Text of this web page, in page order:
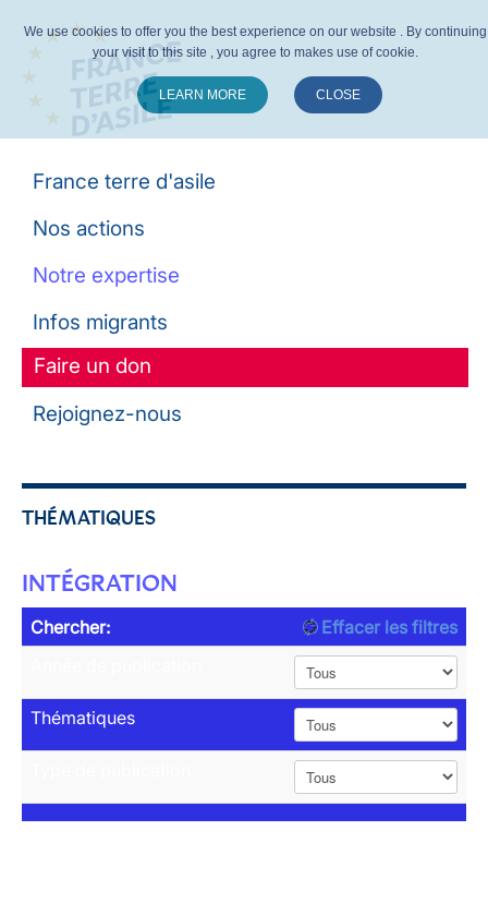
France terre d'asile
Nos actions
Notre expertise
Infos migrants
Faire un don
Rejoignez-nous
THÉMATIQUES
INTÉGRATION
Chercher:
Effacer les filtres
Thématiques
We use cookies to offer you the best experience on our website . By continuing
your visit to this site , you agree to makes use of cookie.
LEARN MORE CLOSE